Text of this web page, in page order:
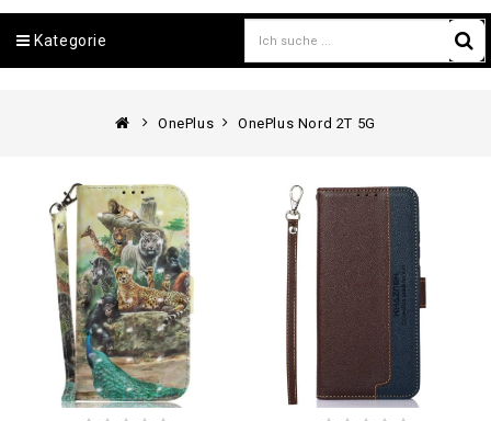
Kategorie
OnePlus OnePlus Nord 2T 5G